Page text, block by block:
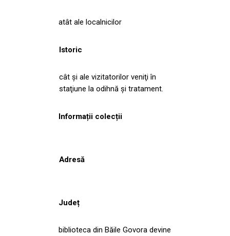
atât ale localnicilor
Istoric
cât şi ale vizitatorilor veniţi în
staţiune la odihnă şi tratament.
Informații colecții
Adresă
Județ
biblioteca din Băile Govora devine